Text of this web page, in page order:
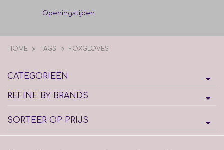
Openingstijden
HOME TAGS FOXGLOVES
CATEGORIEËN
REFINE BY BRANDS
SORTEER OP PRIJS